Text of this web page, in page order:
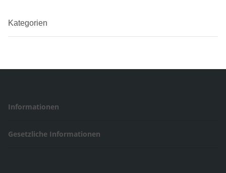
Kategorien
Informationen
Gesetzliche Informationen